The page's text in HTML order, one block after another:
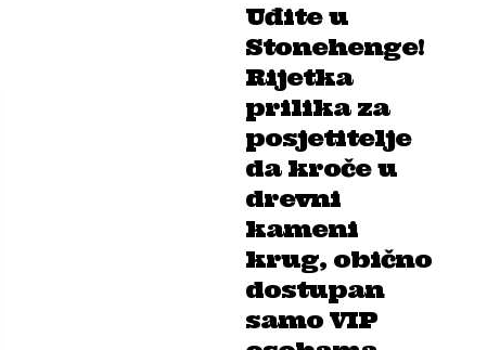
Uđite u
Stonehenge!
Rijetka
prilika za
posjetitelje
da kroče u
drevni
kameni
krug, obično
dostupan
samo VIP